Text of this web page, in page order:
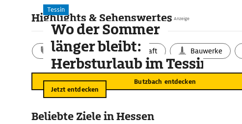
gepflegte Bürger- und Fachwerkhäuser stehen.
Highlights & Sehenswertes
Aktivitäten Landschaft Bauwerke
Butzbach entdecken
Anzeige
Tessin
Wo der Sommer
länger bleibt:
Herbsturlaub im Tessin
Jetzt entdecken
Beliebte Ziele in Hessen